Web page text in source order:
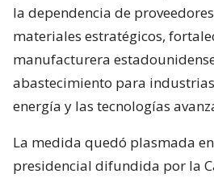
la dependencia de
materiales estratégicos,
manufacturera
abastecimiento para
energía y las tecnologías
La medida quedó plasmada
presidencial difundida por la